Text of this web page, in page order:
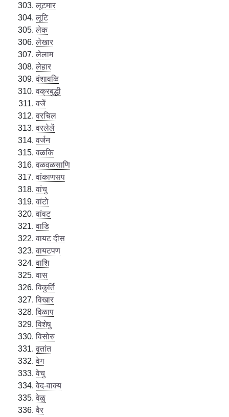
लूटमार
लूटि
लेक
लेखार
लेलाम
लेहार
वंशावळि
वक्रबुद्धी
वजें
वरचिल
वरलेलें
वर्जन
वळकि
वळवळसाणि
वांकाणसप
वांचु
वांटो
वांवट
वाडि
वायट दीस
वायटपण
वाशि
वास
विकुर्ति
विखार
विळाप
विशेषु
विसोरु
वृतांत
वेग
वेचु
वेद-वाक्य
वेळु
वैर